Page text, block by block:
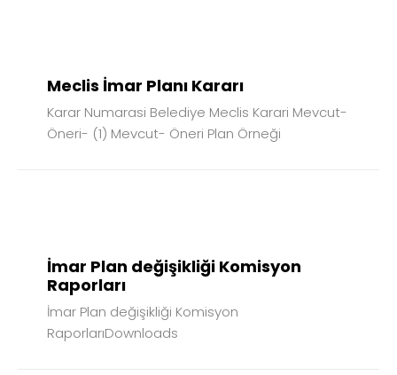
Meclis İmar Planı Kararı
Karar Numarasi Belediye Meclis Karari Mevcut-
Öneri- (1) Mevcut- Öneri Plan Örneği
İmar Plan değişikliği Komisyon
Raporları
İmar Plan değişikliği Komisyon
RaporlarıDownloads